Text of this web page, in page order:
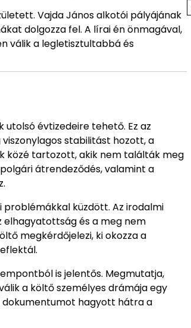
Vajda János alkotói pályájának
dolgozza fel. A lírai én önmagával,
válik a legletisztultabbá és
utolsó évtizedeire tehető. Ez az
stabilitást hozott, a
közé tartozott, akik nem találták meg
átrendeződés, valamint a
problémákkal küzdött. Az irodalmi
és a meg nem
megkérdőjelezi, ki okozza a
is jelentős. Megmutatja,
a költő személyes drámája egy
dokumentumot hagyott hátra a